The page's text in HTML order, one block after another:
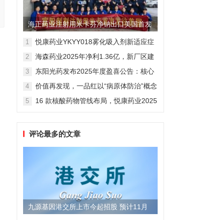
海正药业注射用米卡芬净钠出口美国首发
制剂全球化迈出关键一步
1
悦康药业YKYY018雾化吸入剂新适应症
感染防治
2
海森药业2025年净利1.36亿，新厂区建
3
东阳光药发布2025年度盈喜公告：核心
维度
4
价值再发现，一品红以“病原体防治”概念
5
16 款核酸药物管线布局，悦康药业2025
评论最多的文章
九源基因港交所上市今起招股 预计11月